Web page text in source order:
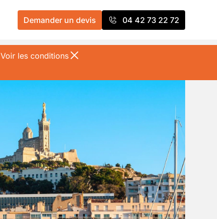
Voir les conditions
Demander un devis 04 42 73 22 72